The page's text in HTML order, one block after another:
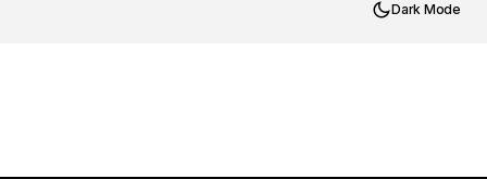
Dark Mode